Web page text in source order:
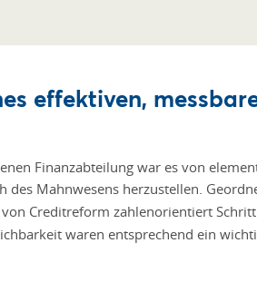
effektiven,
Finanzabteilung war es von
des Mahnwesens herzustellen.
Creditreform zahlenorientiert
waren entsprechend ein